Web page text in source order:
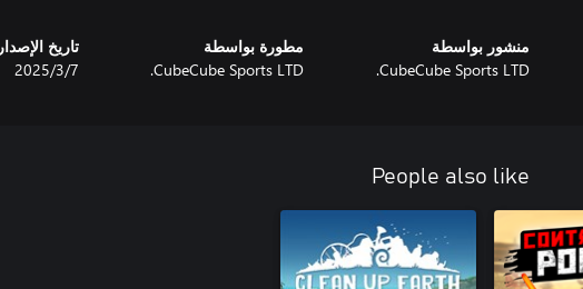
with your team and divide responsibilities as you see fit. Work together
seek serenity, survival, or an unfolding mystery, Camping Simulator offers an
منشور بواسطة
CubeCube Sports LTD.
مطورة بواسطة
CubeCube Sports LTD.
تاريخ الإصدار
7‏/3‏/2025
People also like